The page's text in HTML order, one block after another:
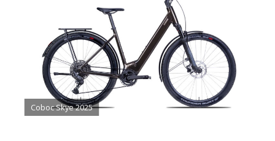
Coboc Skye 2025